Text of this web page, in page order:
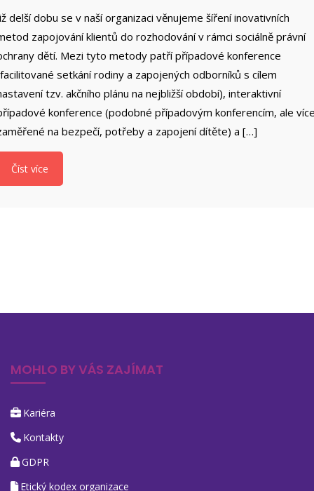
delší dobu se v naší organizaci věnujeme šíření inovativních
zapojování klientů do rozhodování v rámci sociálně právní
dětí. Mezi tyto metody patří případové konference
setkání rodiny a zapojených odborníků s cílem
tzv. akčního plánu na nejbližší období), interaktivní
konference (podobné případovým konferencím, ale
na bezpečí, potřeby a zapojení dítěte) a […]
Číst více
MOHLO BY VÁS ZAJÍMAT
Kariéra
Kontakty
GDPR
Etický kodex organizace